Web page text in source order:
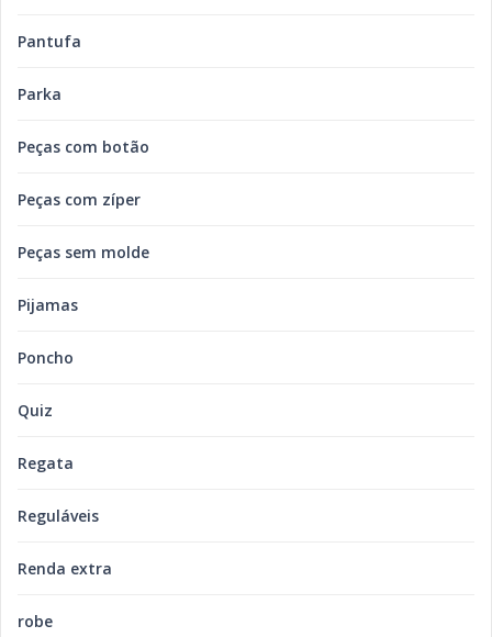
Pantufa
Parka
Peças com botão
Peças com zíper
Peças sem molde
Pijamas
Poncho
Quiz
Regata
Reguláveis
Renda extra
robe